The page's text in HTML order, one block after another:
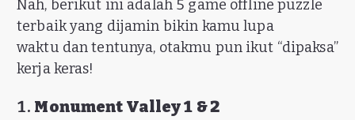
Nah, berikut ini adalah 5 game offline puzzle
terbaik yang dijamin bikin kamu lupa
waktu dan tentunya, otakmu pun ikut “dipaksa”
kerja keras!
1. Monument Valley 1 & 2